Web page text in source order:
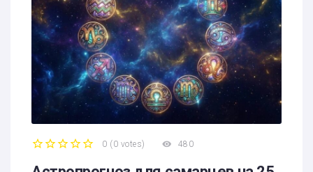
0 ( 0 votes) 480